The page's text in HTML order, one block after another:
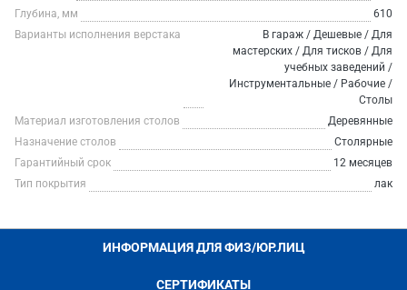
Глубина, мм
610
Варианты исполнения верстака
В гараж / Дешевые / Для
мастерских / Для тисков / Для
учебных заведений /
Инструментальные / Рабочие /
Столы
Материал изготовления столов
Деревянные
Назначение столов
Столярные
Гарантийный срок
12 месяцев
Тип покрытия
лак
ИНФОРМАЦИЯ ДЛЯ ФИЗ/ЮР.ЛИЦ
СЕРТИФИКАТЫ